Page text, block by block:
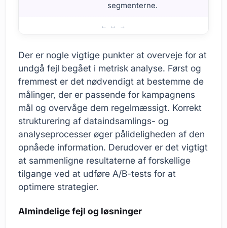
segmenterne.
Der er nogle vigtige punkter at overveje for at
undgå fejl begået i metrisk analyse. Først og
fremmest er det nødvendigt at bestemme de
målinger, der er passende for kampagnens
mål og overvåge dem regelmæssigt. Korrekt
strukturering af dataindsamlings- og
analyseprocesser øger pålideligheden af den
opnåede information. Derudover er det vigtigt
at sammenligne resultaterne af forskellige
tilgange ved at udføre A/B-tests for at
optimere strategier.
Almindelige fejl og løsninger